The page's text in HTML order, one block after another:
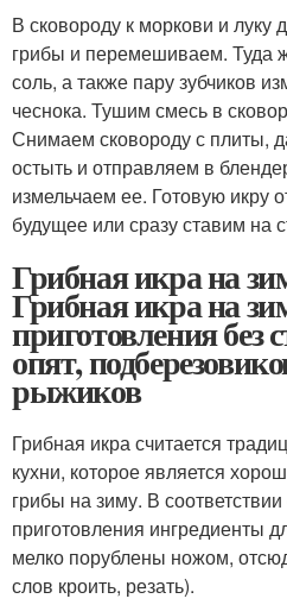
В сковороду к моркови и
грибы и перемешиваем. Туда
соль, а также пару зубчиков
чеснока. Тушим смесь в
Снимаем сковороду с плиты,
остыть и отправляем в
измельчаем ее. Готовую икру
будущее или сразу ставим на
Грибная икра на
Грибная икра на
приготовления без
опят,
рыжиков
Грибная икра считается
кухни, которое является
грибы на зиму. В
приготовления ингредиенты
мелко порублены ножом,
слов кроить, резать).